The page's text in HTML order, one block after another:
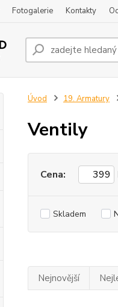
Fotogalerie Kontakty
Úvod 19. Armatury
Ventily
Cena:
Skladem
Nejnovější